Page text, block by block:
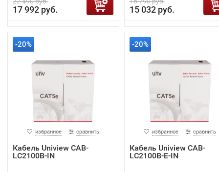
17 992 руб. 15 032 руб.
-20%
избранное сравнить
Кабель Uniview CAB-
LC2100B-IN
-20%
избранное сравнить
Кабель Uniview CAB-
LC2100B-E-IN